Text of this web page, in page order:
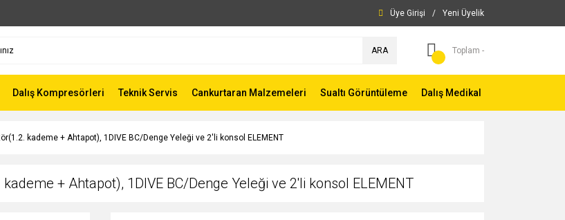
Üye Girişi / Yeni Üyelik
ARA Toplam -
Dalış Kompresörleri Teknik Servis Cankurtaran Malzemeleri Sualtı Görüntüleme Dalış Medikal
kademe + Ahtapot), 1DIVE BC/Denge Yeleği ve 2'li konsol ELEMENT
+ Ahtapot), 1DIVE BC/Denge Yeleği ve 2'li konsol ELEMENT